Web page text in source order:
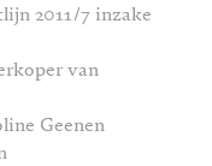
2011/7 inzake
van
Geenen